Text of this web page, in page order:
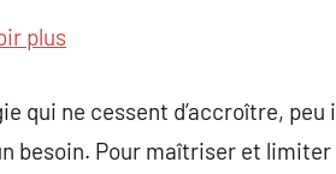
plus
qui ne cessent d’accroître,
besoin. Pour maîtriser et limiter